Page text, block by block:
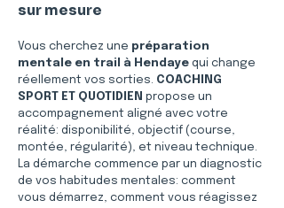
sur mesure
Vous cherchez une préparation
mentale en trail à Hendaye qui change
réellement vos sorties. COACHING
SPORT ET QUOTIDIEN propose un
accompagnement aligné avec votre
réalité: disponibilité, objectif (course,
montée, régularité), et niveau technique.
La démarche commence par un diagnostic
de vos habitudes mentales: comment
vous démarrez, comment vous réagissez